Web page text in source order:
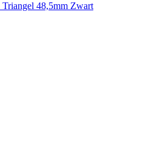
48,5mm Zwart